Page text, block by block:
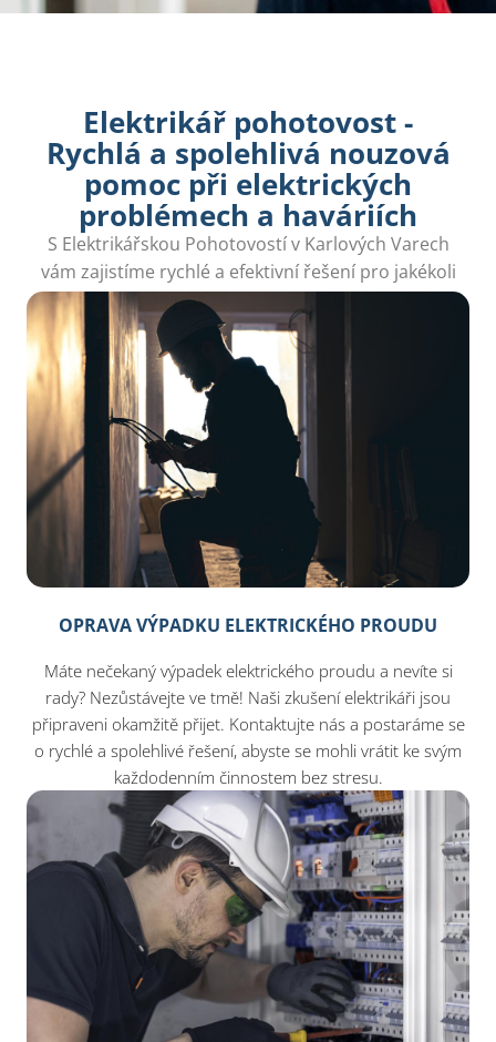
Elektrikář pohotovost -
Rychlá a spolehlivá nouzová
pomoc při elektrických
problémech a haváriích
S Elektrikářskou Pohotovostí v Karlových Varech
vám zajistíme rychlé a efektivní řešení pro jakékoli
elektrické poruchy, abyste mohli být bez obav.
OPRAVA VÝPADKU ELEKTRICKÉHO PROUDU
Máte nečekaný výpadek elektrického proudu a nevíte si
rady? Nezůstávejte ve tmě! Naši zkušení elektrikáři jsou
připraveni okamžitě přijet. Kontaktujte nás a postaráme se
o rychlé a spolehlivé řešení, abyste se mohli vrátit ke svým
každodenním činnostem bez stresu.